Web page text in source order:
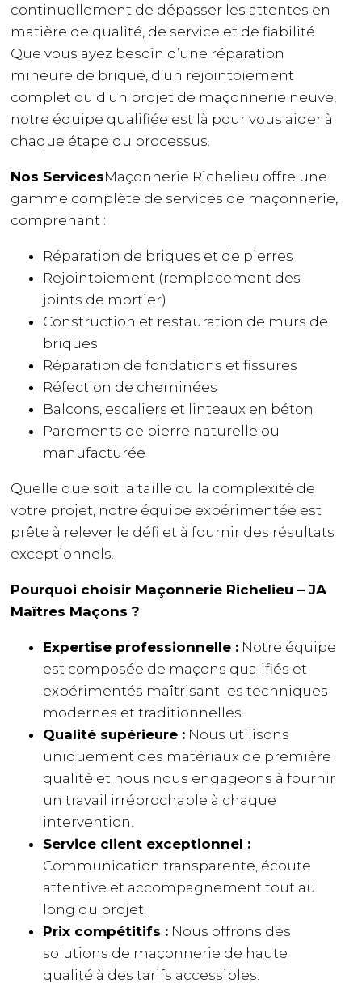
continuellement de dépasser les attentes en
matière de qualité, de service et de fiabilité.
Que vous ayez besoin d’une réparation
mineure de brique, d’un rejointoiement
complet ou d’un projet de maçonnerie neuve,
notre équipe qualifiée est là pour vous aider à
chaque étape du processus.
Nos ServicesMaçonnerie Richelieu offre une
gamme complète de services de maçonnerie,
comprenant :
Réparation de briques et de pierres
Rejointoiement (remplacement des
joints de mortier)
Construction et restauration de murs de
briques
Réparation de fondations et fissures
Réfection de cheminées
Balcons, escaliers et linteaux en béton
Parements de pierre naturelle ou
manufacturée
Quelle que soit la taille ou la complexité de
votre projet, notre équipe expérimentée est
prête à relever le défi et à fournir des résultats
exceptionnels.
Pourquoi choisir Maçonnerie Richelieu – JA
Maîtres Maçons ?
Expertise professionnelle : Notre équipe
est composée de maçons qualifiés et
expérimentés maîtrisant les techniques
modernes et traditionnelles.
Qualité supérieure : Nous utilisons
uniquement des matériaux de première
qualité et nous nous engageons à fournir
un travail irréprochable à chaque
intervention.
Service client exceptionnel :
Communication transparente, écoute
attentive et accompagnement tout au
long du projet.
Prix compétitifs : Nous offrons des
solutions de maçonnerie de haute
qualité à des tarifs accessibles.